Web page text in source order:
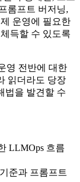
롬프트 버저닝,
운영에 필요한
득할 수 있도록
영 전반에 대한
읽더라도 당장
법을 발견할 수
LLMOps 흐름
준과 프롬프트